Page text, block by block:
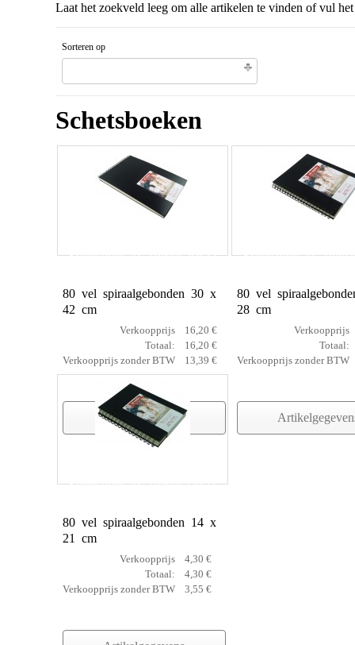
Laat het zoekveld leeg om alle artikelen te vinden of vul
Sorteren op
Schetsboeken
Schetsboek AC spiraal 30x42
80 vel spiraalgebonden 30 x
42 cm
Verkoopprijs
16,20 €
Totaal:
16,20 €
Verkoopprijs zonder BTW
13,39 €
Artikelgegevens
Schetsboek AC
80 vel
28 cm
Verkoopprijs
Totaal:
Verkoopprijs zonder BTW
Schetsboek AC spiraal 14x21
80 vel spiraalgebonden 14 x
21 cm
Verkoopprijs
4,30 €
Totaal:
4,30 €
Verkoopprijs zonder BTW
3,55 €